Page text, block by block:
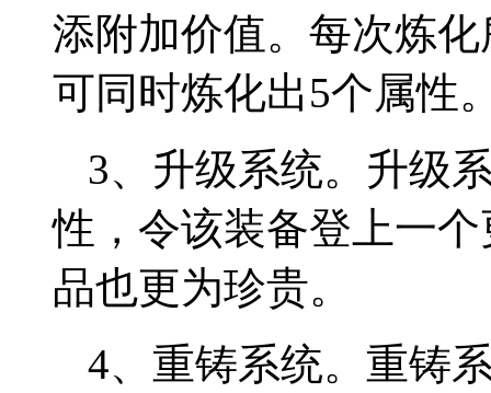
添附加价值。每次炼
可同时炼化出5个属性
3、升级系统。升级
性，令该装备登上一
品也更为珍贵。
4、重铸系统。重铸